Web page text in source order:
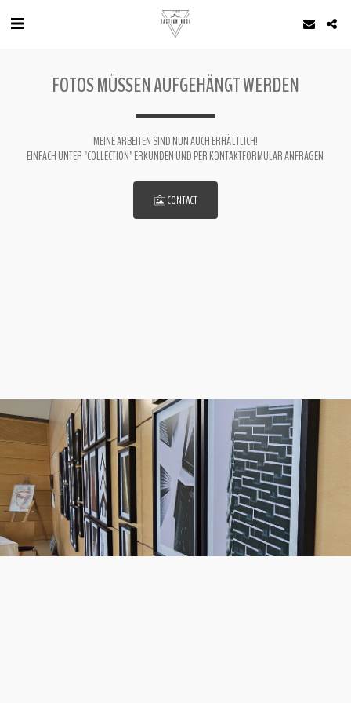
FOTOS MÜSSEN AUFGEHÄNGT WERDEN
MEINE ARBEITEN SIND NUN AUCH ERHÄLTLICH!
EINFACH UNTER "COLLECTION" ERKUNDEN UND PER KONTAKTFORMULAR ANFRAGEN
CONTACT